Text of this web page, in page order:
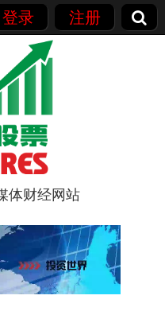
登录 注册
体财经网站